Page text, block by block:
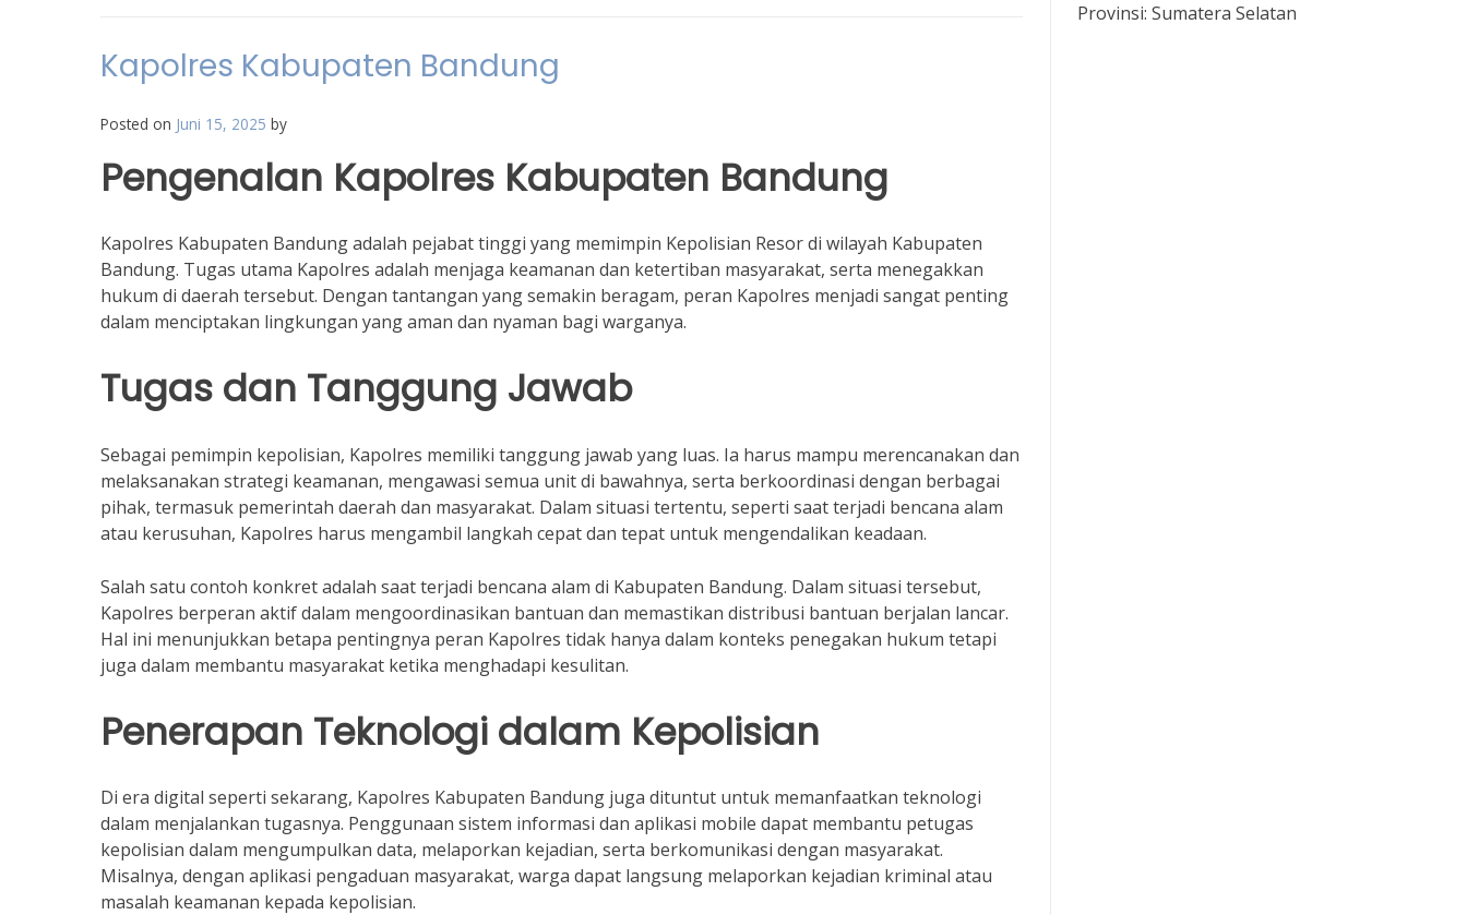
Kapolres Kabupaten Bandung
Posted on Juni 15, 2025 by
Pengenalan Kapolres Kabupaten Bandung
Kapolres Kabupaten Bandung adalah pejabat tinggi yang memimpin Kepolisian Resor di wilayah Kabupaten
Bandung. Tugas utama Kapolres adalah menjaga keamanan dan ketertiban masyarakat, serta menegakkan
hukum di daerah tersebut. Dengan tantangan yang semakin beragam, peran Kapolres menjadi sangat penting
dalam menciptakan lingkungan yang aman dan nyaman bagi warganya.
Tugas dan Tanggung Jawab
Sebagai pemimpin kepolisian, Kapolres memiliki tanggung jawab yang luas. Ia harus mampu merencanakan dan
melaksanakan strategi keamanan, mengawasi semua unit di bawahnya, serta berkoordinasi dengan berbagai
pihak, termasuk pemerintah daerah dan masyarakat. Dalam situasi tertentu, seperti saat terjadi bencana alam
atau kerusuhan, Kapolres harus mengambil langkah cepat dan tepat untuk mengendalikan keadaan.
Salah satu contoh konkret adalah saat terjadi bencana alam di Kabupaten Bandung. Dalam situasi tersebut,
Kapolres berperan aktif dalam mengoordinasikan bantuan dan memastikan distribusi bantuan berjalan lancar.
Hal ini menunjukkan betapa pentingnya peran Kapolres tidak hanya dalam konteks penegakan hukum tetapi
juga dalam membantu masyarakat ketika menghadapi kesulitan.
Penerapan Teknologi dalam Kepolisian
Di era digital seperti sekarang, Kapolres Kabupaten Bandung juga dituntut untuk memanfaatkan teknologi
dalam menjalankan tugasnya. Penggunaan sistem informasi dan aplikasi mobile dapat membantu petugas
kepolisian dalam mengumpulkan data, melaporkan kejadian, serta berkomunikasi dengan masyarakat.
Misalnya, dengan aplikasi pengaduan masyarakat, warga dapat langsung melaporkan kejadian kriminal atau
masalah keamanan kepada kepolisian.
Provinsi: Sumatera Selatan